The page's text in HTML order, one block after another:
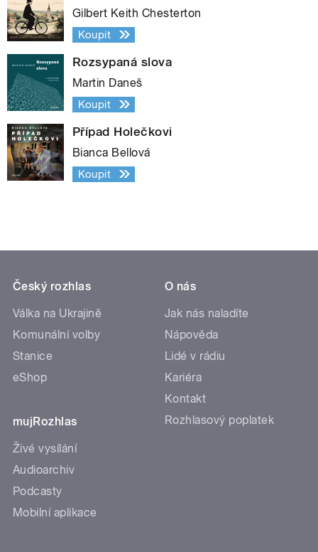
Gilbert Keith Chesterton
Koupit
Rozsypaná slova
Martin Daneš
Koupit
Případ Holečkovi
Bianca Bellová
Koupit
Český rozhlas
Válka na Ukrajině
Komunální volby
Stanice
eShop
mujRozhlas
Živé vysílání
Audioarchiv
Podcasty
Mobilní aplikace
O nás
Jak nás naladíte
Nápověda
Lidé v rádiu
Kariéra
Kontakt
Rozhlasový poplatek